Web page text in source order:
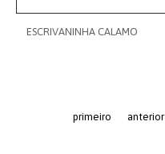
ESCRIVANINHA CALAMO
primeiro anterior